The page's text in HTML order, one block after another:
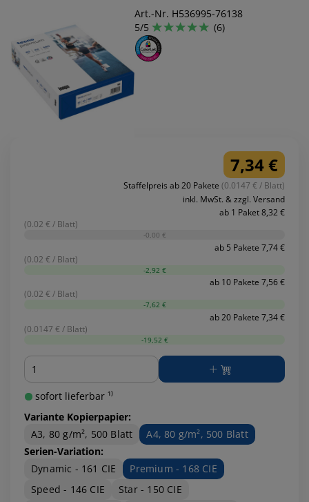
Art.-Nr. H536995-76138
5/5
(6)
7,34 €
Staffelpreis ab 20 Pakete (0.0147 € / Blatt)
inkl. MwSt. & zzgl. Versand
ab 1 Paket 8,32 €
(0.02 € / Blatt)
-0,00 €
ab 5 Pakete 7,74 €
(0.02 € / Blatt)
-2,92 €
ab 10 Pakete 7,56 €
(0.02 € / Blatt)
-7,62 €
ab 20 Pakete 7,34 €
(0.0147 € / Blatt)
-19,52 €
Menge
sofort lieferbar ¹⁾
Variante Kopierpapier:
A3, 80 g/m², 500 Blatt
A4, 80 g/m², 500 Blatt
Serien-Variation:
Dynamic - 161 CIE
Premium - 168 CIE
Speed - 146 CIE
Star - 150 CIE